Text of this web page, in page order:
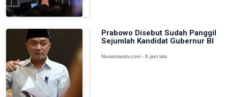
Prabowo Disebut Sudah Panggil
Sejumlah Kandidat Gubernur BI
Nusantaratv.com - 8 jam lalu